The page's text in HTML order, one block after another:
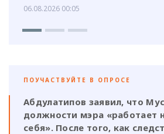
06.08.2026 00:05
ПОУЧАСТВУЙТЕ В ОПРОСЕ
Абдулатипов заявил, что
должности мэра «работает
себя». После того, как